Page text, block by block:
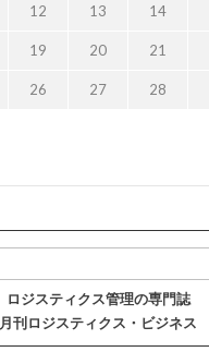
12 13 14
19 20 21
26 27 28
ロジスティクス管理の専門誌
月刊ロジスティクス・ビジネス